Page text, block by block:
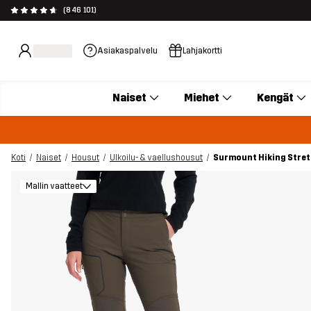
(846 101)
Asiakaspalvelu Lahjakortti
Naiset Miehet Kengät
Koti Naiset Housut Ulkoilu- & vaellushousut Surmount Hiking
Mallin vaatteet